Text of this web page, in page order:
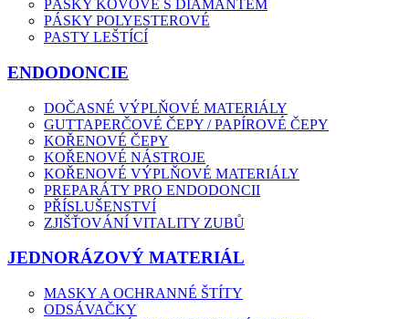
PÁSKY KOVOVÉ S DIAMANTEM
PÁSKY POLYESTEROVÉ
PASTY LEŠTÍCÍ
ENDODONCIE
DOČASNÉ VÝPLŇOVÉ MATERIÁLY
GUTTAPERČOVÉ ČEPY / PAPÍROVÉ ČEPY
KOŘENOVÉ ČEPY
KOŘENOVÉ NÁSTROJE
KOŘENOVÉ VÝPLŇOVÉ MATERIÁLY
PREPARÁTY PRO ENDODONCII
PŘÍSLUŠENSTVÍ
ZJIŠŤOVÁNÍ VITALITY ZUBŮ
JEDNORÁZOVÝ MATERIÁL
MASKY A OCHRANNÉ ŠTÍTY
ODSÁVAČKY